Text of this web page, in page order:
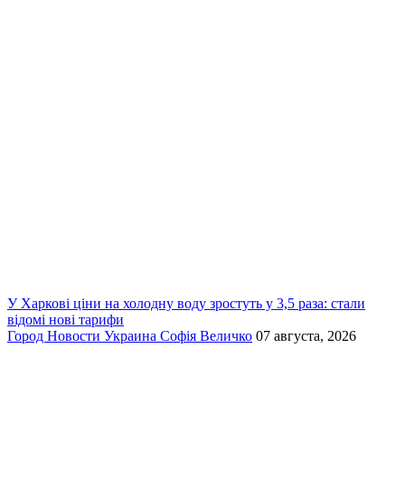
У Харкові ціни на холодну воду зростуть у 3,5 раза: стали
відомі нові тарифи
Город Новости Украина Софія Величко 07 августа, 2026